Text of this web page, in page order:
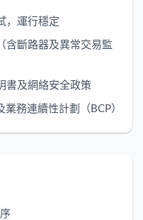
，運行穩定
含斷路器及異常交易監
書及網絡安全政策
務連續性計劃（BCP）